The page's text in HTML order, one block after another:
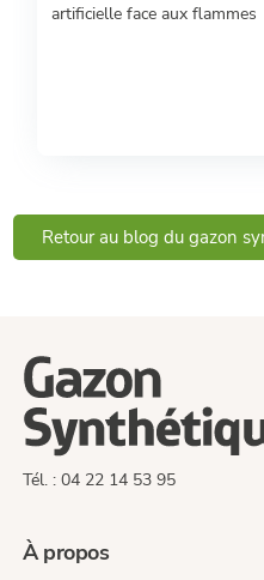
artificielle face aux flammes
Retour au blog du gazon
Tél. : 04 22 14 53 95
À propos